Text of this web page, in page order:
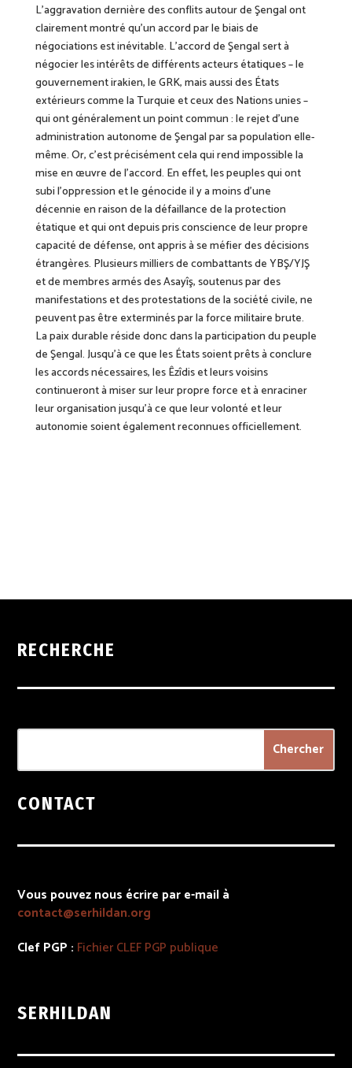
L’aggravation dernière des conflits autour de Şengal ont
clairement montré qu’un accord par le biais de
négociations est inévitable. L’accord de Şengal sert à
négocier les intérêts de différents acteurs étatiques – le
gouvernement irakien, le GRK, mais aussi des États
extérieurs comme la Turquie et ceux des Nations unies –
qui ont généralement un point commun : le rejet d’une
administration autonome de Şengal par sa population elle-
même. Or, c’est précisément cela qui rend impossible la
mise en œuvre de l’accord. En effet, les peuples qui ont
subi l’oppression et le génocide il y a moins d’une
décennie en raison de la défaillance de la protection
étatique et qui ont depuis pris conscience de leur propre
capacité de défense, ont appris à se méfier des décisions
étrangères. Plusieurs milliers de combattants de YBŞ/YJŞ
et de membres armés des Asayîş, soutenus par des
manifestations et des protestations de la société civile, ne
peuvent pas être exterminés par la force militaire brute.
La paix durable réside donc dans la participation du peuple
de Şengal. Jusqu’à ce que les États soient prêts à conclure
les accords nécessaires, les Êzîdis et leurs voisins
continueront à miser sur leur propre force et à enraciner
leur organisation jusqu’à ce que leur volonté et leur
autonomie soient également reconnues officiellement.
RECHERCHE
CONTACT
Vous pouvez nous écrire par e-mail à
contact@serhildan.org
Clef PGP : FichierCLEF PGP publique
SERHILDAN